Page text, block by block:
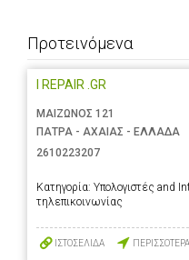
Προτεινόμενα
I REPAIR .GR
ΜΑΙΖΩΝΟΣ 121
ΠΑΤΡΑ - ΑΧΑΙΑΣ - ΕΛΛΑΔΑ
2610223207
Κατηγορία: Υπολογιστές and
τηλεπικοινωνίας
ΙΣΤΟΣΕΛΙΔΑ ΠΕΡΙΣΣΟΤΕΡΑ